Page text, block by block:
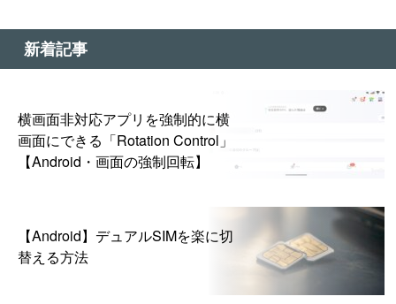
新着記事
横画面非対応アプリを強制的に横
画面にできる「Rotation Control」
【Android・画面の強制回転】
【Android】デュアルSIMを楽に切
替える方法